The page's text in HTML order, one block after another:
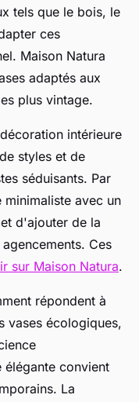
tels que le bois, le
ces
Maison Natura
adaptés aux
plus vintage.
intérieure
styles et de
séduisants. Par
avec un
d'ajouter de la
Ces
sur Maison Natura.
répondent à
vases écologiques,
élégante convient
La